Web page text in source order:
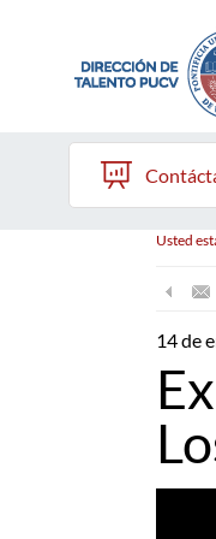
Usted
14 de